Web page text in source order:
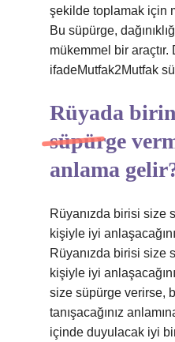
şekilde toplamak için
Bu süpürge,
mükemmel bir araçtır.
ifadeMutfak2Mutfak
Rüyada
süpürge
anlama
Rüyanızda birisi size
kişiyle iyi
Rüyanızda birisi size
kişiyle iyi
size süpürge verirse,
tanışacağınız
içinde duyulacak iyi